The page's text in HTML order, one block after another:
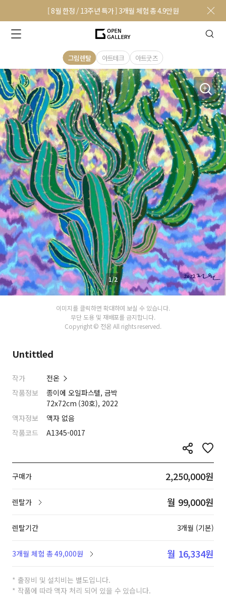
[ 8월 한정 / 13주년 특가 ] 3개월 체험 총 4.9만원
그림렌탈 아트테크 아트굿즈
1/2
이미지를 클릭하면 확대하여 보실 수 있습니다.
무단 도용 및 재배포를 금지합니다.
Copyright © 전온 All rights reserved.
Untittled
작가
전온
작품정보
종이에 오일파스텔, 금박
72x72cm (30호), 2022
액자정보
액자 없음
작품코드
A1345-0017
구매가 2,250,000원
렌탈가 월 99,000원
렌탈기간 3개월 (기본)
3개월 체험 총 49,000원 월 16,334원
* 출장비 및 설치비는 별도입니다.
* 작품에 따라 액자 처리 되어 있을 수 있습니다.